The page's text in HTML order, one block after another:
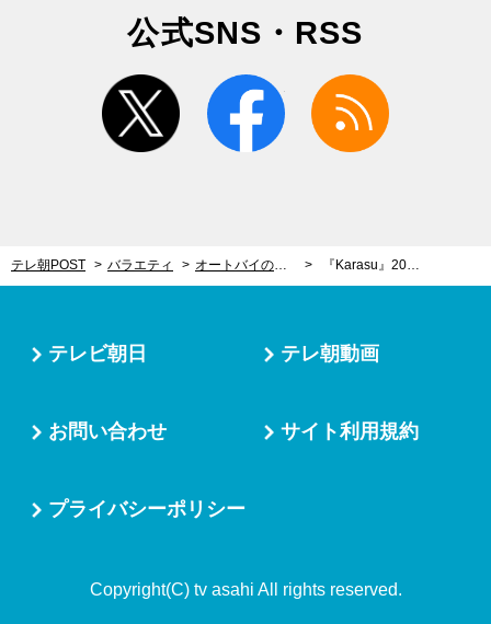
公式SNS・RSS
twitter facebook
テレ朝POST バラエティ オートバイのエンジンが生きものに見えてくる 画家・牧田愛が描きだす”不気味の境界線” 『Karasu』2013年
テレビ朝日 テレ朝動画
お問い合わせ サイト利用規約
プライバシーポリシー
Copyright(C) tv asahi All rights reserved.